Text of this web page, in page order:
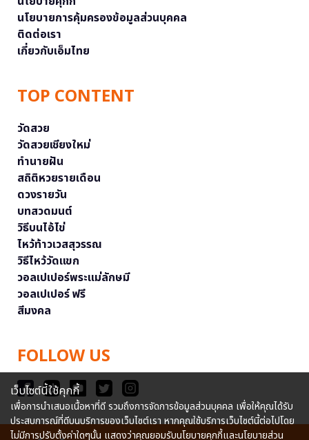
นโยบายการคุ้มครองข้อมูลส่วนบุคคล
ติดต่อเรา
เกี่ยวกับเอ็มไทย
TOP CONTENT
วัดสวย
วัดสวยเชียงใหม่
ทำนายฝัน
สถิติหวยรายเดือน
ดวงรายวัน
บทสวดมนต์
วิธีบนไอ้ไข่
ไหว้ท้าวเวสสุวรรณ
วิธีไหว้วัดแขก
วอลเปเปอร์พระแม่ลักษมี
วอลเปเปอร์ ฟรี
สีมงคล
FOLLOW US
เว็บไซต์นี้ใช้คุกกี้
เพื่อการนำเสนอเนื้อหาที่ดี รวมถึงการจัดการข้อมูลส่วนบุคคล เพื่อให้คุณได้รับ
ประสบการณ์ที่ดีบนบริการของเว็บไซต์เรา หากคุณใช้บริการเว็บไซต์นี้ต่อไปโดย
ไม่มีการปรับตั้งค่าใดๆนั้น แสดงว่าคุณยอมรับนโยบายคุกกี้และนโยบายส่วน